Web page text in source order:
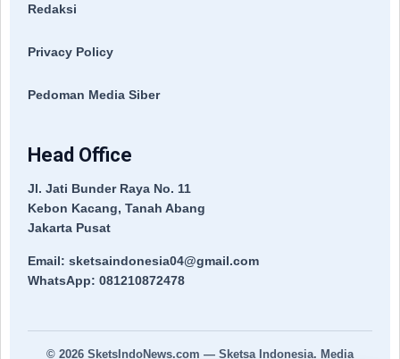
Redaksi
Privacy Policy
Pedoman Media Siber
Head Office
Jl. Jati Bunder Raya No. 11
Kebon Kacang, Tanah Abang
Jakarta Pusat
Email: sketsaindonesia04@gmail.com
WhatsApp: 081210872478
© 2026 SketsIndoNews.com — Sketsa Indonesia. Media